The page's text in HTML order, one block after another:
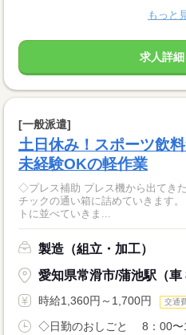
もっと
求人詳
[一般派遣]
土日休み！スポーツ飲
未経験OKの軽作業
◇プレス補助 プレス機から出てきた金属部品を目視検査し、プラス
チックの通い箱に詰めていきます
トに並べていきま...
製造（組立・加工）
愛知県常滑市/蒲池駅（車
時給1,360円～1,700円 交通
◇日勤のおしごと 8：00〜